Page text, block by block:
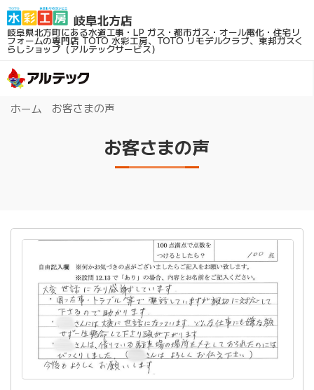
岐阜県北方町にある水道工事・LP ガス・都市ガス・オール電化・住宅リ
フォームの専門店TOTO 水彩工房、TOTO リモデルクラブ、東邦ガスく
らしショップ（アルテックサービス）
ホーム お客さまの声
お客さまの声